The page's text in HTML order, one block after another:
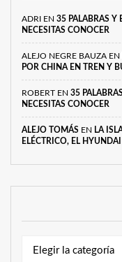
ADRI EN 35 PALABRAS Y
NECESITAS CONOCER
ALEJO NEGRE BAUZA EN
POR CHINA EN TREN Y
ROBERT EN 35
NECESITAS CONOCER
ALEJO TOMÁS EN LA
ELÉCTRICO, EL
Categorías
Elegir la categoría
Categorías